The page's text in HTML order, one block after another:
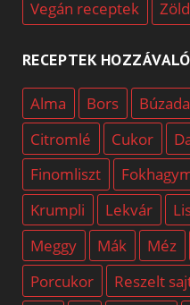
Vegán receptek
RECEPTEK
Alma Bors
Citromlé
Cukor
Finomliszt
Krumpli
Lekvár
Meggy
Mák Méz
Porcukor
Reszelt